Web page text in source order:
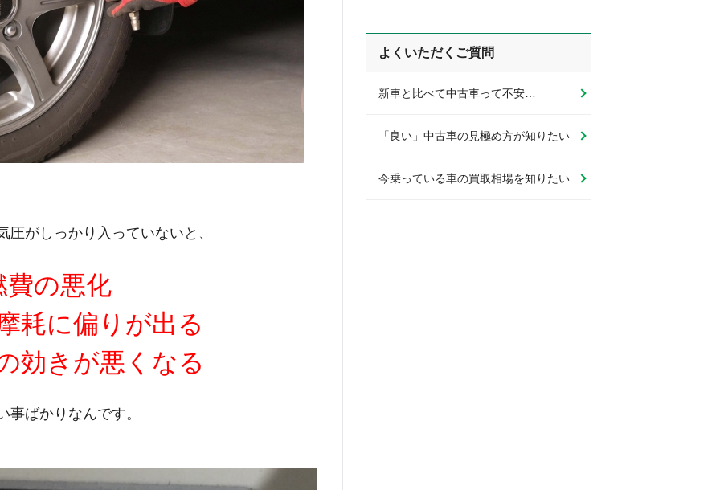
圧がしっかり入っていないと、
費の悪化
耗に偏りが出る
効きが悪くなる
事ばかりなんです。
よくいただくご質問
新車と比べて中古車って不安…
「良い」中古車の見極め方が知りたい
今乗っている車の買取相場を知りたい